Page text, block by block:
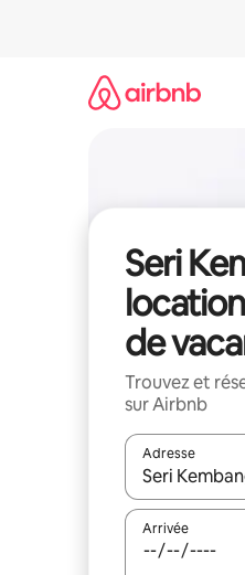
Seri
de
Trouvez et
sur Airbnb
Adresse
Lorsque les
Arrivée